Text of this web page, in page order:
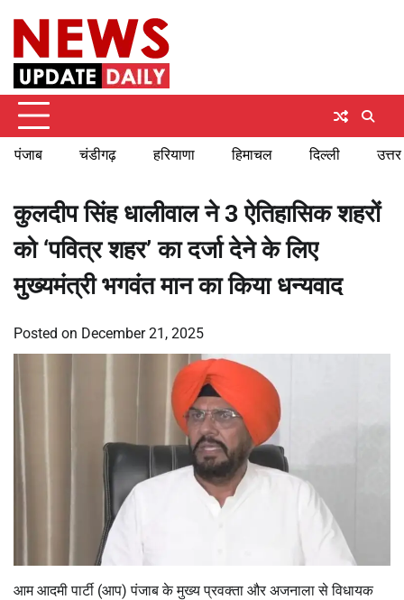
content
पंजाब चंडीगढ़ हरियाणा हिमाचल दिल्ली
कुलदीप सिंह धालीवाल ने 3 ऐतिहासिक शहरों
को ‘पवित्र शहर’ का दर्जा देने के लिए
मुख्यमंत्री भगवंत मान का किया धन्यवाद
Posted on December 21, 2025
आम आदमी पार्टी (आप) पंजाब के मुख्य प्रवक्ता और अजनाला से विधायक